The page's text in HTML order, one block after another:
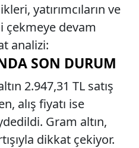
yatırımcıların ve
çekmeye devam
analizi:
SON DURUM
2.947,31 TL satış
alış fiyatı ise
Gram altın,
dikkat çekiyor.